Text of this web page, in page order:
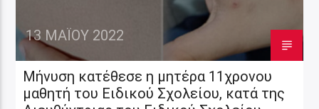
13 ΜΑΪ́ΟΥ 2022
Μήνυση κατέθεσε η μητέρα 11χρονου
μαθητή του Ειδικού Σχολείου, κατά της